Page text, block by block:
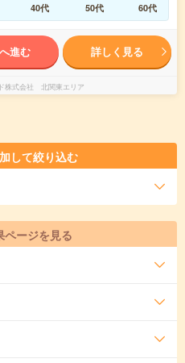
40代 50代 60代
進む 詳しく見る
株式会社 北関東エリア
して絞り込む
ページを見る